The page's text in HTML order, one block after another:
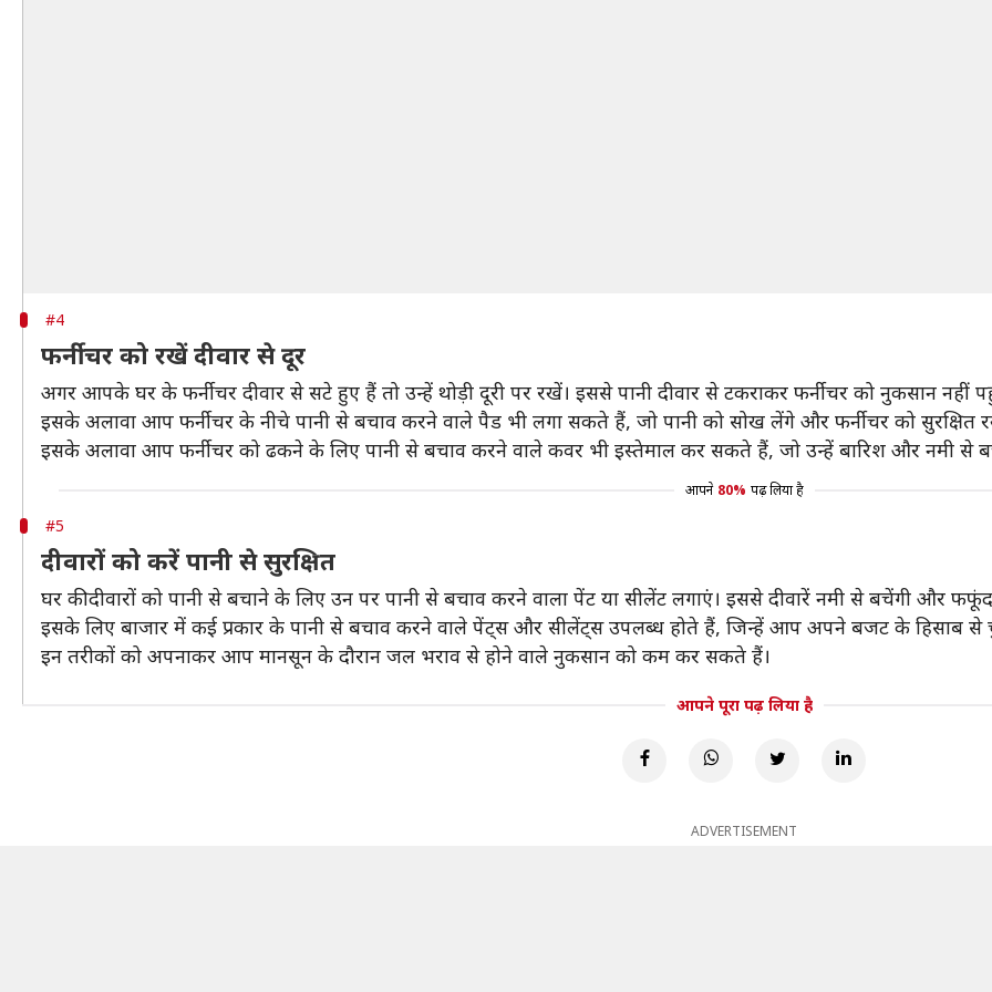
#4
फर्नीचर को रखें दीवार से दूर
अगर आपके घर के फर्नीचर दीवार से सटे हुए हैं तो उन्हें थोड़ी दूरी पर रखें। इससे पानी दीवार से टकराकर फर्नीचर को नुकसान नहीं
इसके अलावा आप फर्नीचर के नीचे पानी से बचाव करने वाले पैड भी लगा सकते हैं, जो पानी को सोख लेंगे और फर्नीचर को सुरक्षित
इसके अलावा आप फर्नीचर को ढकने के लिए पानी से बचाव करने वाले कवर भी इस्तेमाल कर सकते हैं, जो उन्हें बारिश और नमी से
आपने 80% पढ़ लिया है
#5
दीवारों को करें पानी से सुरक्षित
घर की दीवारों को पानी से बचाने के लिए उन पर पानी से बचाव करने वाला पेंट या सीलेंट लगाएं। इससे दीवारें नमी से बचेंगी और
इसके लिए बाजार में कई प्रकार के पानी से बचाव करने वाले पेंट्स और सीलेंट्स उपलब्ध होते हैं, जिन्हें आप अपने बजट के हिसाब
इन तरीकों को अपनाकर आप मानसून के दौरान जल भराव से होने वाले नुकसान को कम कर सकते हैं।
आपने पूरा पढ़ लिया है
ADVERTISEMENT